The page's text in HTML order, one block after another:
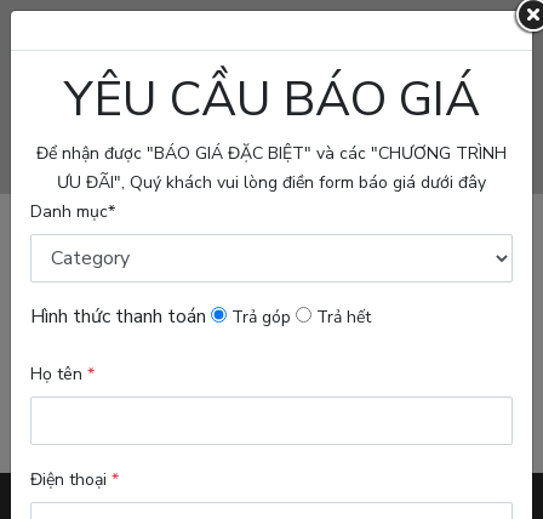
PROJECT
FOR
SALE
FOR
RENT/LEASE
US
YÊU CẦU BÁO GIÁ
Để nhận được "BÁO GIÁ ĐẶC BIỆT" và các "CHƯƠNG TRÌNH
ƯU ĐÃI", Quý khách vui lòng điền form báo giá dưới đây
Danh mục*
Hình thức thanh toán Trả góp Trả hết
Họ tên *
Điện thoại *